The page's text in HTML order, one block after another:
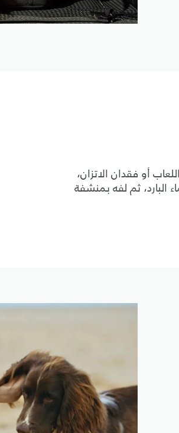
أو فقدان الاتزان،
ثم لفه بمنشفة